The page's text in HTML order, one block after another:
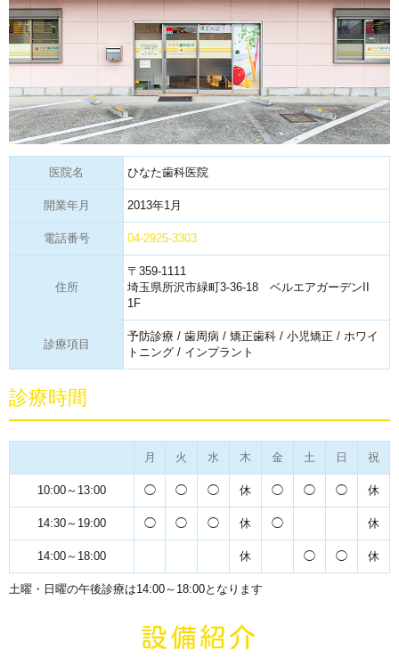
医院名 ひなた歯科医院
開業年月 2013年1月
電話番号 04-2925-3303
住所
〒359-1111
埼玉県所沢市緑町3-36-18 ベルエアガーデンII
1F
診療項目
予防診療 / 歯周病 / 矯正歯科 / 小児矯正 / ホワイ
トニング / インプラント
診療時間
月 火 水 木 金 土 日 祝
10:00～13:00 ◯ ◯ ◯ 休 ◯ ◯ ◯ 休
14:30～19:00 ◯ ◯ ◯ 休 ◯ 休
14:00～18:00 休 ◯ ◯ 休
土曜・日曜の午後診療は14:00～18:00となります
設備紹介